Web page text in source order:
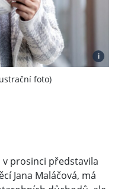
i
foto)
prosinci představila
Jana Maláčová, má